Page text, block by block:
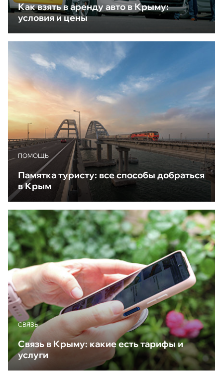
Как взять в аренду авто в Крыму:
условия и цены
ПОМОЩЬ
Памятка туристу: все способы добраться
в Крым
CВЯЗЬ
Связь в Крыму: какие есть тарифы и
услуги